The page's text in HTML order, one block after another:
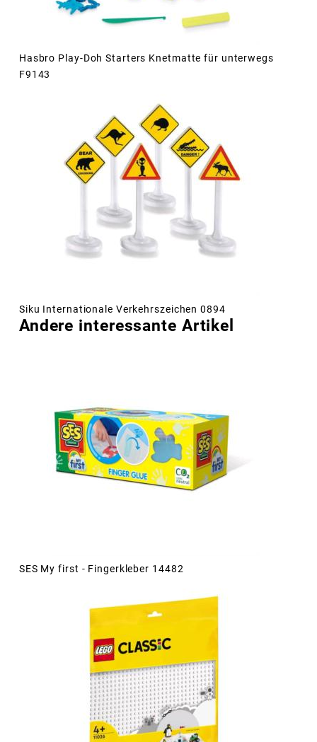
Hasbro Play-Doh Starters Knetmatte für unterwegs
F9143
Siku Internationale Verkehrszeichen 0894
Andere interessante Artikel
SES My first - Fingerkleber 14482